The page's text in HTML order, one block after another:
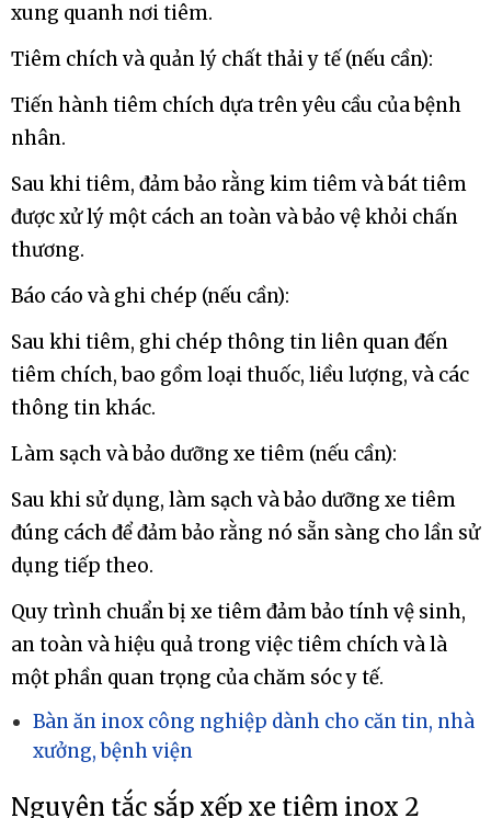
xung quanh nơi tiêm.
Tiêm chích và quản lý chất thải y tế (nếu cần):
Tiến hành tiêm chích dựa trên yêu cầu của bệnh
nhân.
Sau khi tiêm, đảm bảo rằng kim tiêm và bát tiêm
được xử lý một cách an toàn và bảo vệ khỏi chấn
thương.
Báo cáo và ghi chép (nếu cần):
Sau khi tiêm, ghi chép thông tin liên quan đến
tiêm chích, bao gồm loại thuốc, liều lượng, và các
thông tin khác.
Làm sạch và bảo dưỡng xe tiêm (nếu cần):
Sau khi sử dụng, làm sạch và bảo dưỡng xe tiêm
đúng cách để đảm bảo rằng nó sẵn sàng cho lần sử
dụng tiếp theo.
Quy trình chuẩn bị xe tiêm đảm bảo tính vệ sinh,
an toàn và hiệu quả trong việc tiêm chích và là
một phần quan trọng của chăm sóc y tế.
Bàn ăn inox công nghiệp dành cho căn tin, nhà
xưởng, bệnh viện
Nguyên tắc sắp xếp xe tiêm inox 2